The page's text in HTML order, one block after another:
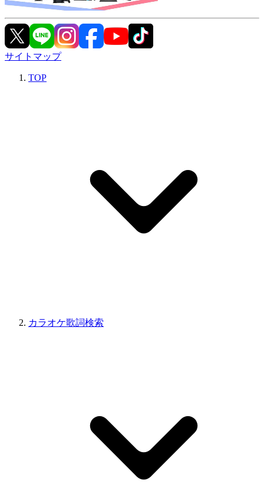
サイトマップ
TOP
カラオケ歌詞検索